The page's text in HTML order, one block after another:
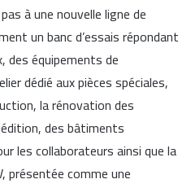
à une nouvelle ligne de
un banc d’essais répondant
des équipements de
dédié aux pièces spéciales,
la rénovation des
des bâtiments
les collaborateurs ainsi que la
présentée comme une